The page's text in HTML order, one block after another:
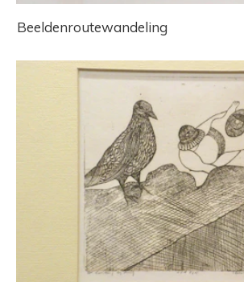
Beeldenroutewandeling